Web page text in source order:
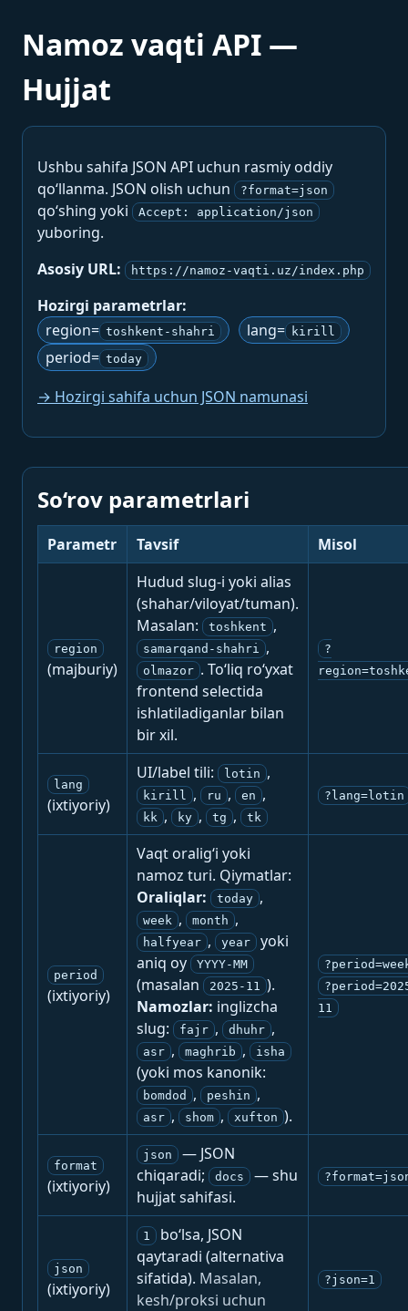
Namoz vaqti API —
Hujjat
Ushbu sahifa JSON API uchun rasmiy oddiy
qo‘llanma. JSON olish uchun
?format=json
qo‘shing yoki Accept: application/json
yuboring.
Asosiy URL:
https://namoz-vaqti.uz/index.php
Hozirgi parametrlar:
region= toshkent-shahri lang= kirill
period= today
→ Hozirgi sahifa uchun JSON namunasi
So‘rov parametrlari
Parametr Tavsif Misol
region
(majburiy)
Hudud slug-i yoki alias
(shahar/viloyat/tuman).
Masalan:
toshkent ,
samarqand-shahri ,
olmazor . To‘liq ro‘yxat
frontend selectida
ishlatiladiganlar bilan
bir xil.
?
lang
(ixtiyoriy)
UI/label tili: lotin ,
kirill , ru , en ,
kk , ky , tg , tk
?lang=lotin
period
(ixtiyoriy)
Vaqt oralig‘i yoki
namoz turi. Qiymatlar:
Oraliqlar:
today ,
week , month ,
halfyear , year
yoki
aniq oy
YYYY-MM
(masalan 2025-11 ).
Namozlar: inglizcha
slug:
fajr , dhuhr ,
asr , maghrib , isha
(yoki mos kanonik:
bomdod , peshin ,
asr , shom , xufton ).
11
format
(ixtiyoriy)
json
— JSON
chiqaradi;
docs
— shu
hujjat sahifasi.
json
(ixtiyoriy)
1
bo‘lsa, JSON
qaytaradi (alternativa
sifatida). Masalan,
kesh/proksi uchun
?json=1